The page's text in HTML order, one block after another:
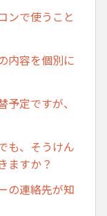
ンで使うこと
内容を個別に
予定ですが、
も、そうけん
ますか？
の連絡先が知